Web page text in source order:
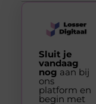
Sluit je
vandaag
nog aan bij
ons
platform en
begin met